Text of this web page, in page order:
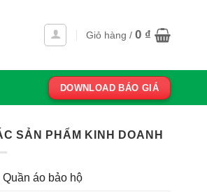
Giỏ hàng / 0 ₫
DOWNLOAD BÁO GIÁ
SẢN PHẨM KINH DOANH
Quần áo bảo hộ